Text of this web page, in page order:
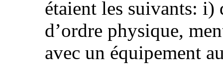
étaient les suivants: i)
d’ordre physique,
avec un équipement